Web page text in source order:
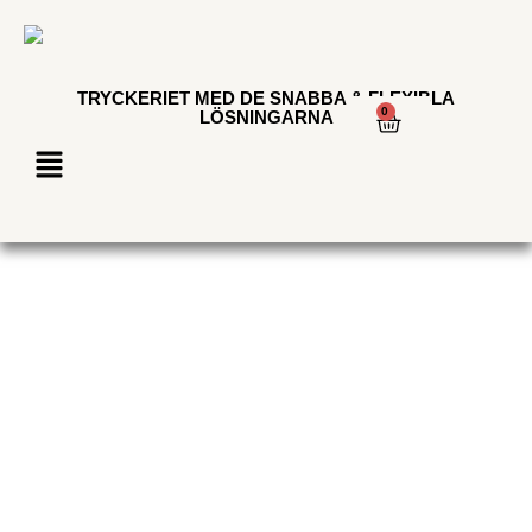
TRYCKERIET MED DE SNABBA & FLEXIBLA
LÖSNINGARNA
0